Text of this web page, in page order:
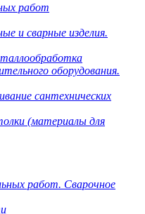
работ
и сварные изделия.
оборудования.
сантехнических
(материалы для
работ. Сварочное